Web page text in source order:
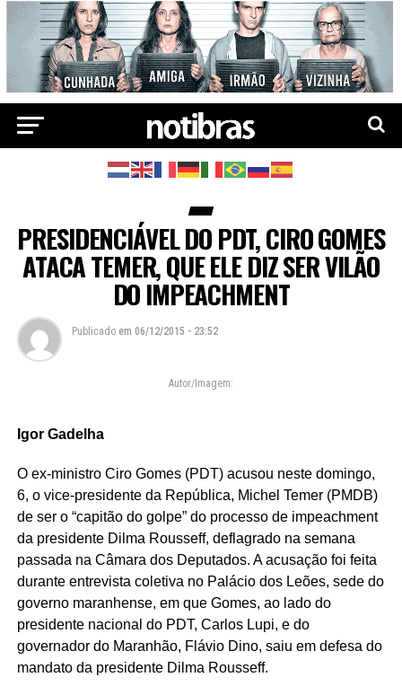
PRESIDENCIÁVEL DO PDT, CIRO GOMES
ATACA TEMER, QUE ELE DIZ SER VILÃO
DO IMPEACHMENT
Publicado em 06/12/2015 - 23:52
Autor/Imagem:
Igor Gadelha
O ex-ministro Ciro Gomes (PDT) acusou neste domingo,
6, o vice-presidente da República, Michel Temer (PMDB)
de ser o “capitão do golpe” do processo de impeachment
da presidente Dilma Rousseff, deflagrado na semana
passada na Câmara dos Deputados. A acusação foi feita
durante entrevista coletiva no Palácio dos Leões, sede do
governo maranhense, em que Gomes, ao lado do
presidente nacional do PDT, Carlos Lupi, e do
governador do Maranhão, Flávio Dino, saiu em defesa do
mandato da presidente Dilma Rousseff.